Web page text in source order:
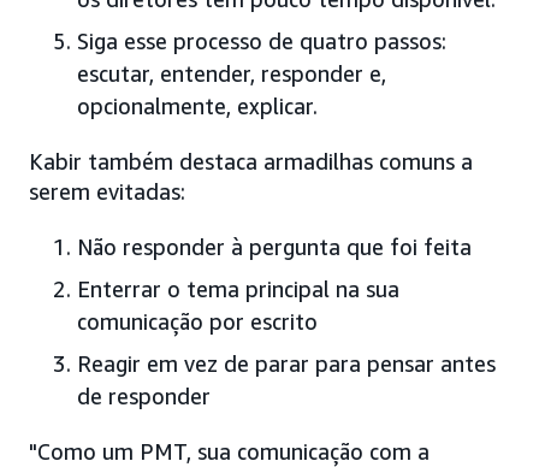
Siga esse processo de quatro passos:
escutar, entender, responder e,
opcionalmente, explicar.
Kabir também destaca armadilhas comuns a
serem evitadas:
Não responder à pergunta que foi feita
Enterrar o tema principal na sua
comunicação por escrito
Reagir em vez de parar para pensar antes
de responder
"Como um PMT, sua comunicação com a